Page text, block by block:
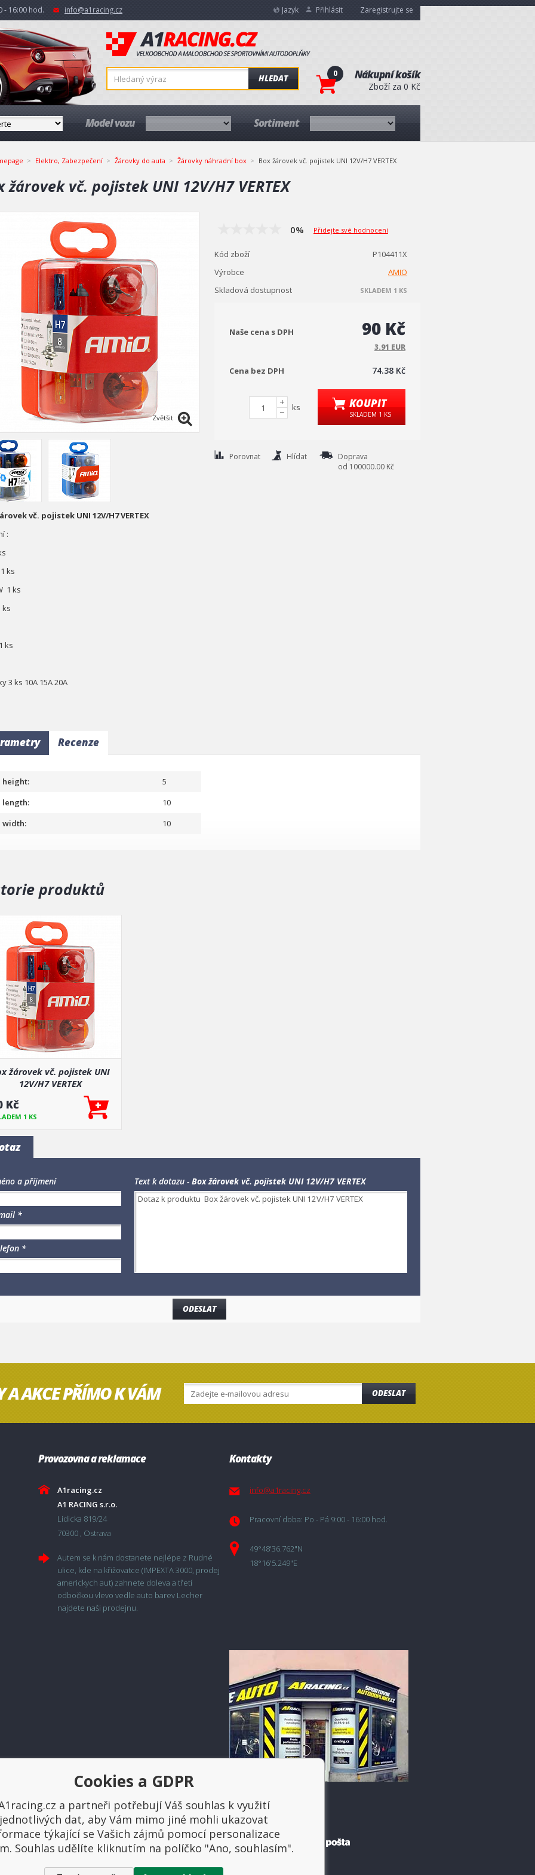
- 16:00 hod. info@a1racing.cz Jazyk Přihlásit Zaregistrujte se
HLEDAT 0 Nákupní košík
Zboží za 0 Kč
Model vozu Sortiment
Elektro, Zabezpečení Žárovky do auta Žárovky náhradní box Box žárovek vč. pojistek UNI 12V/H7 VERTEX
žárovek vč. pojistek UNI 12V/H7 VERTEX
Zvětšit
0% Přidejte své hodnocení
Kód zboží
P104411X
Výrobce
AMIO
Skladová dostupnost
SKLADEM 1 KS
Naše cena s DPH 90 Kč
3.91 EUR
Cena bez DPH 74.38 Kč
ks KOUPIT
SKLADEM 1 KS
Porovnat Hlídat
Doprava
od 100000.00 Kč
vč. pojistek UNI 12V/H7 VERTEX
:
ks
1 ks
ks
ks
3 ks 10A 15A 20A
Recenze
height:
5
length:
10
width:
10
produktů
žárovek vč. pojistek UNI
12V/H7 VERTEX
Kč
1 KS
a příjmení
*
*
Text k dotazu - Box žárovek vč. pojistek UNI 12V/H7 VERTEX
A AKCE PŘÍMO K VÁM ODESLAT
Provozovna a reklamace
A1racing.cz
A1 RACING s.r.o.
Lidicka 819/24
70300 , Ostrava
Autem se k nám dostanete nejlépe z Rudné
ulice, kde na křižovatce (IMPEXTA 3000, prodej
americkych aut) zahnete doleva a třetí
odbočkou vlevo vedle auto barev Lecher
najdete naši prodejnu.
Kontakty
info@a1racing.cz
Pracovní doba: Po - Pá 9:00 - 16:00 hod.
49°48'36.762"N
18°16'5.249"E
Platba a doprava
Cookies a GDPR
a partneři potřebují Váš souhlas k využití
jednotlivých dat, aby Vám mimo jiné mohli ukazovat
týkající se Vašich zájmů pomocí personalizace
Souhlas udělíte kliknutím na políčko "Ano, souhlasím".